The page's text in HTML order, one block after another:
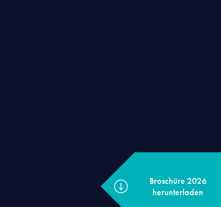
Broschüre 2026
herunterladen